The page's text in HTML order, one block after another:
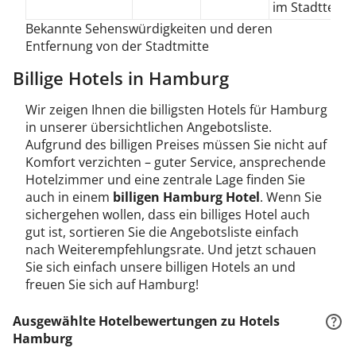
im Stadtteil
Bekannte Sehenswürdigkeiten und deren
Entfernung von der Stadtmitte
Billige Hotels in Hamburg
Wir zeigen Ihnen die billigsten Hotels für Hamburg
in unserer übersichtlichen Angebotsliste.
Aufgrund des billigen Preises müssen Sie nicht auf
Komfort verzichten – guter Service, ansprechende
Hotelzimmer und eine zentrale Lage finden Sie
auch in einem billigen Hamburg Hotel. Wenn Sie
sichergehen wollen, dass ein billiges Hotel auch
gut ist, sortieren Sie die Angebotsliste einfach
nach Weiterempfehlungsrate. Und jetzt schauen
Sie sich einfach unsere billigen Hotels an und
freuen Sie sich auf Hamburg!
Ausgewählte Hotelbewertungen zu Hotels
Hamburg